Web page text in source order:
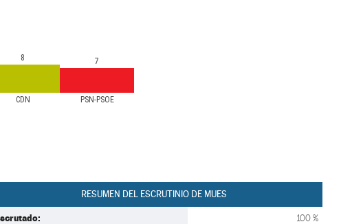
CDN PSN-PSOE
8
7
RESUMEN DEL ESCRUTINIO DE MUES
100 %